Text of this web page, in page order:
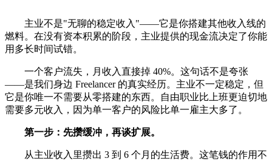
主业不是"无聊的稳定收入"——它是你搭建其他收入线的
燃料。在没有资本积累的阶段，主业提供的现金流决定了你能
用多长时间试错。
一个客户流失，月收入直接掉 40%。这句话不是夸张
——是我们身边 Freelancer 的真实经历。主业不一定稳定，但
它是你唯一不需要从零搭建的东西。自由职业比上班更迫切地
需要多元收入，因为单一客户的风险比单一雇主大多了。
第一步：先攒缓冲，再谈扩展。
从主业收入里攒出 3 到 6 个月的生活费。这笔钱的作用不